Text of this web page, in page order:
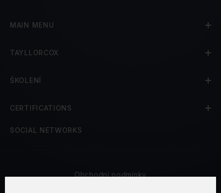
MAIN MENU
TAYLLORCOX
ŠKOLENÍ
CERTIFICATIONS
SOCIAL NETWORKS
Obchodní podmínky